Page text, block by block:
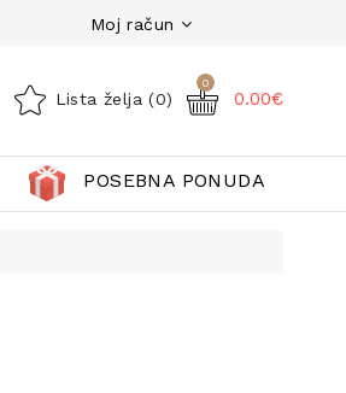
Moj račun
Lista želja (0)
0
0.00€
POSEBNA PONUDA